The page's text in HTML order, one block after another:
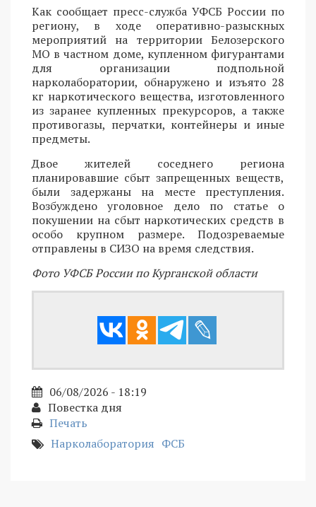
Как сообщает пресс-служба УФСБ России по
региону, в ходе оперативно-разыскных
мероприятий на территории Белозерского
МО в частном доме, купленном фигурантами
для организации подпольной
нарколаборатории, обнаружено и изъято 28
кг наркотического вещества, изготовленного
из заранее купленных прекурсоров, а также
противогазы, перчатки, контейнеры и иные
предметы.
Двое жителей соседнего региона
планировавшие сбыт запрещенных веществ,
были задержаны на месте преступления.
Возбуждено уголовное дело по статье о
покушении на сбыт наркотических средств в
особо крупном размере. Подозреваемые
отправлены в СИЗО на время следствия.
Фото УФСБ России по Курганской области
06/08/2026 - 18:19
Повестка дня
Печать
Нарколаборатория ФСБ